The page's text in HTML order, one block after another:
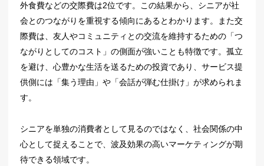
外食費などの交際費は2位です。この結果から、シニアが社
会とのつながりを重視する傾向にあるとわかります。また交
際費は、友人やコミュニティとの交流を維持するための「つ
ながりとしてのコスト」の側面が強いことも特徴です。孤立
を避け、心豊かな生活を送るための投資であり、サービス提
供側には「集う理由」や「会話が弾む仕掛け」が求められま
す。
シニアを単独の消費者として見るのではなく、社会関係の中
心として捉えることで、波及効果の高いマーケティングが期
待できる領域です。